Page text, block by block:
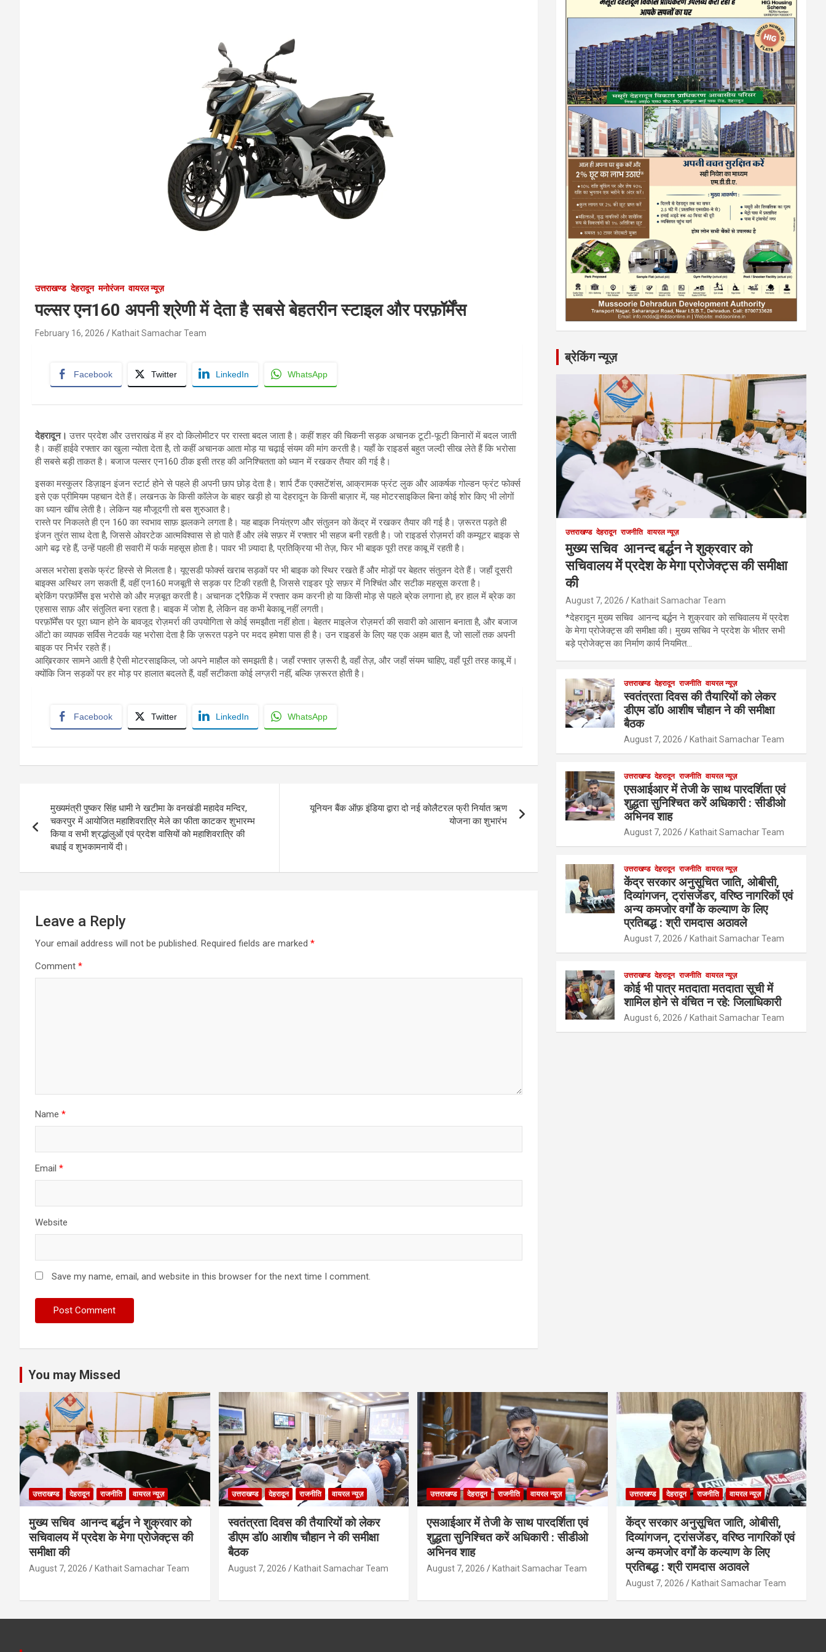
उत्तराखण्ड देहरादून मनोरंजन वायरल न्यूज़
पल्सर एन160 अपनी श्रेणी में देता है सबसे बेहतरीन स्टाइल और परफ़ॉर्मेंस
February 16, 2026 Kathait Samachar Team
Facebook Twitter LinkedIn WhatsApp
देहरादून। उत्तर प्रदेश और उत्तराखंड में हर दो किलोमीटर पर रास्ता बदल जाता है। कहीं शहर की चिकनी सड़क अचानक टूटी-फूटी किनारों में बदल जाती
है। कहीं हाईवे रफ्तार का खुला न्योता देता है, तो कहीं अचानक आता मोड़ या चढ़ाई संयम की मांग करती है। यहाँ के राइडर्स बहुत जल्दी सीख लेते हैं कि भरोसा
ही सबसे बड़ी ताकत है। बजाज पल्सर एन160 ठीक इसी तरह की अनिश्चितता को ध्यान में रखकर तैयार की गई है।
इसका मस्कुलर डिज़ाइन इंजन स्टार्ट होने से पहले ही अपनी छाप छोड़ देता है। शार्प टैंक एक्सटेंशंस, आक्रामक फ्रंट लुक और आकर्षक गोल्डन फ्रंट फोर्क्स
इसे एक प्रीमियम पहचान देते हैं। लखनऊ के किसी कॉलेज के बाहर खड़ी हो या देहरादून के किसी बाज़ार में, यह मोटरसाइकिल बिना कोई शोर किए भी लोगों
का ध्यान खींच लेती है। लेकिन यह मौजूदगी तो बस शुरुआत है।
रास्ते पर निकलते ही एन 160 का स्वभाव साफ़ झलकने लगता है। यह बाइक नियंत्रण और संतुलन को केंद्र में रखकर तैयार की गई है। ज़रूरत पड़ते ही
इंजन तुरंत साथ देता है, जिससे ओवरटेक आत्मविश्वास से हो पाते हैं और लंबे सफ़र में रफ्तार भी सहज बनी रहती है। जो राइडर्स रोज़मर्रा की कम्यूटर बाइक से
आगे बढ़ रहे हैं, उन्हें पहली ही सवारी में फर्क महसूस होता है। पावर भी ज़्यादा है, प्रतिक्रिया भी तेज़, फिर भी बाइक पूरी तरह काबू में रहती है।
असल भरोसा इसके फ्रंट हिस्से से मिलता है। यूएसडी फोर्क्स खराब सड़कों पर भी बाइक को स्थिर रखते हैं और मोड़ों पर बेहतर संतुलन देते हैं। जहाँ दूसरी
बाइक्स अस्थिर लग सकती हैं, वहीं एन160 मजबूती से सड़क पर टिकी रहती है, जिससे राइडर पूरे सफ़र में निश्चिंत और सटीक महसूस करता है।
ब्रेकिंग परफ़ॉर्मेंस इस भरोसे को और मज़बूत करती है। अचानक ट्रैफ़िक में रफ्तार कम करनी हो या किसी मोड़ से पहले ब्रेक लगाना हो, हर हाल में ब्रेक का
एहसास साफ़ और संतुलित बना रहता है। बाइक में जोश है, लेकिन वह कभी बेकाबू नहीं लगती।
परफ़ॉर्मेंस पर पूरा ध्यान होने के बावजूद रोज़मर्रा की उपयोगिता से कोई समझौता नहीं होता। बेहतर माइलेज रोज़मर्रा की सवारी को आसान बनाता है, और बजाज
ऑटो का व्यापक सर्विस नेटवर्क यह भरोसा देता है कि ज़रूरत पड़ने पर मदद हमेशा पास ही है। उन राइडर्स के लिए यह एक अहम बात है, जो सालों तक अपनी
बाइक पर निर्भर रहते हैं।
आख़िरकार सामने आती है ऐसी मोटरसाइकिल, जो अपने माहौल को समझती है। जहाँ रफ्तार ज़रूरी है, वहाँ तेज़, और जहाँ संयम चाहिए, वहाँ पूरी तरह काबू में।
क्योंकि जिन सड़कों पर हर मोड़ पर हालात बदलते हैं, वहाँ सटीकता कोई लग्ज़री नहीं, बल्कि ज़रूरत होती है।
Facebook Twitter LinkedIn WhatsApp
navigation
मुख्यमंत्री पुष्कर सिंह धामी ने खटीमा के वनखंडी महादेव मन्दिर,
चकरपुर में आयोजित महाशिवरात्रि मेले का फीता काटकर शुभारम्भ
किया व सभी श्रद्धांलुओं एवं प्रदेश वासियों को महाशिवरात्रि की
बधाई व शुभकामनायें दी।
यूनियन बैंक ऑफ़ इंडिया द्वारा दो नई कोलैटरल फ्री निर्यात ऋण
योजना का शुभारंभ
Leave a Reply
Your email address will not be published. Required fields are marked *
Comment *
Name *
Email *
Website
Save my name, email, and website in this browser for the next time I comment.
ब्रेकिंग न्यूज़
उत्तराखण्ड देहरादून राजनीति वायरल न्यूज़
मुख्य सचिव आनन्द बर्द्धन ने शुक्रवार को
सचिवालय में प्रदेश के मेगा प्रोजेक्ट्स की समीक्षा
की
August 7, 2026 Kathait Samachar Team
*देहरादून मुख्य सचिव आनन्द बर्द्धन ने शुक्रवार को सचिवालय में प्रदेश
के मेगा प्रोजेक्ट्स की समीक्षा की। मुख्य सचिव ने प्रदेश के भीतर सभी
बड़े प्रोजेक्ट्स का निर्माण कार्य नियमित…
उत्तराखण्ड देहरादून राजनीति वायरल न्यूज़
स्वतंत्रता दिवस की तैयारियों को लेकर
डीएम डॉ0 आशीष चौहान ने की समीक्षा
बैठक
August 7, 2026 Kathait Samachar Team
उत्तराखण्ड देहरादून राजनीति वायरल न्यूज़
एसआईआर में तेजी के साथ पारदर्शिता एवं
शुद्धता सुनिश्चित करें अधिकारी : सीडीओ
अभिनव शाह
August 7, 2026 Kathait Samachar Team
उत्तराखण्ड देहरादून राजनीति वायरल न्यूज़
केंद्र सरकार अनुसूचित जाति, ओबीसी,
दिव्यांगजन, ट्रांसजेंडर, वरिष्ठ नागरिकों एवं
अन्य कमजोर वर्गों के कल्याण के लिए
प्रतिबद्ध : श्री रामदास अठावले
August 7, 2026 Kathait Samachar Team
उत्तराखण्ड देहरादून राजनीति वायरल न्यूज़
कोई भी पात्र मतदाता मतदाता सूची में
शामिल होने से वंचित न रहे: जिलाधिकारी
August 6, 2026 Kathait Samachar Team
You may Missed
उत्तराखण्ड देहरादून राजनीति वायरल न्यूज़
मुख्य सचिव आनन्द बर्द्धन ने शुक्रवार को
सचिवालय में प्रदेश के मेगा प्रोजेक्ट्स की
समीक्षा की
August 7, 2026 Kathait Samachar Team
उत्तराखण्ड देहरादून राजनीति वायरल न्यूज़
स्वतंत्रता दिवस की तैयारियों को लेकर
डीएम डॉ0 आशीष चौहान ने की समीक्षा
बैठक
August 7, 2026 Kathait Samachar Team
उत्तराखण्ड देहरादून राजनीति वायरल न्यूज़
एसआईआर में तेजी के साथ पारदर्शिता एवं
शुद्धता सुनिश्चित करें अधिकारी : सीडीओ
अभिनव शाह
August 7, 2026 Kathait Samachar Team
उत्तराखण्ड देहरादून राजनीति वायरल न्यूज़
केंद्र सरकार अनुसूचित जाति, ओबीसी,
दिव्यांगजन, ट्रांसजेंडर, वरिष्ठ नागरिकों एवं
अन्य कमजोर वर्गों के कल्याण के लिए
प्रतिबद्ध : श्री रामदास अठावले
August 7, 2026 Kathait Samachar Team